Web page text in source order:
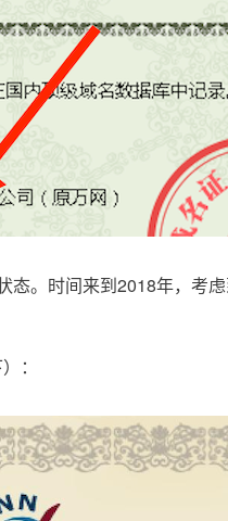
。时间来到2018年，考
：